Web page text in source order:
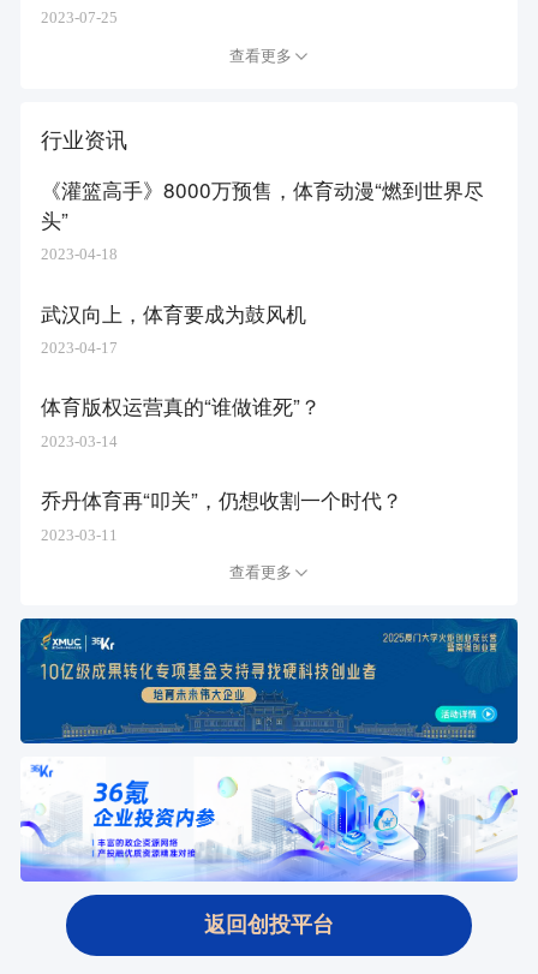
2023-07-25
查看更多
行业资讯
《灌篮高手》8000万预售，体育动漫“燃到世界尽
头”
2023-04-18
武汉向上，体育要成为鼓风机
2023-04-17
体育版权运营真的“谁做谁死”？
2023-03-14
乔丹体育再“叩关”，仍想收割一个时代？
2023-03-11
查看更多
返回创投平台